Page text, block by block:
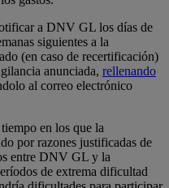
a DNV GL los días de
siguientes a la
(en caso de recertificación)
anunciada, rellenando
al correo electrónico
en los que la
por razones justificadas de
entre DNV GL y la
de extrema dificultad